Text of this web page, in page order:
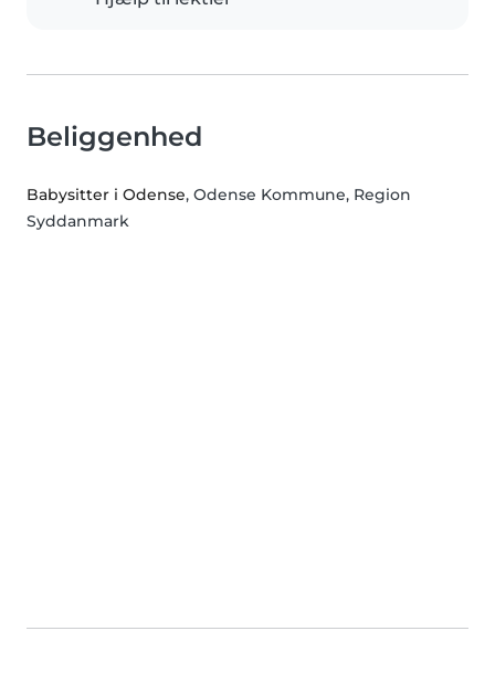
Beliggenhed
Babysitter i Odense, Odense Kommune, Region
Syddanmark